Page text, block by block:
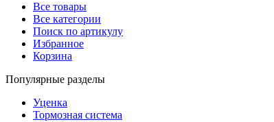
Все товары
Все категории
Поиск по артикулу
Избранное
Корзина
Популярные разделы
Уценка
Тормозная система